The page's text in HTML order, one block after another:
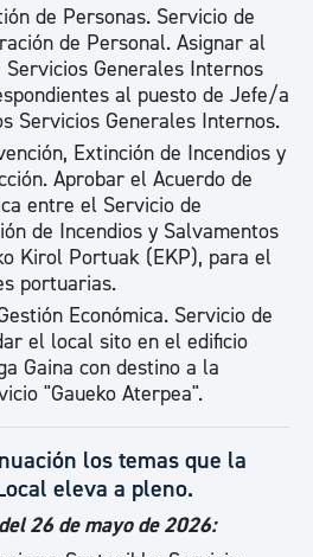
de Personas. Servicio de
de Personal. Asignar al
Generales Internos
al puesto de Jefe/a
Servicios Generales Internos.
Extinción de Incendios y
Aprobar el Acuerdo de
entre el Servicio de
de Incendios y Salvamentos
Kirol Portuak (EKP), para el
portuarias.
Económica. Servicio de
el local sito en el edificio
Gaina con destino a la
"Gaueko Aterpea".
los temas que la
eleva a pleno.
26 de mayo de 2026: